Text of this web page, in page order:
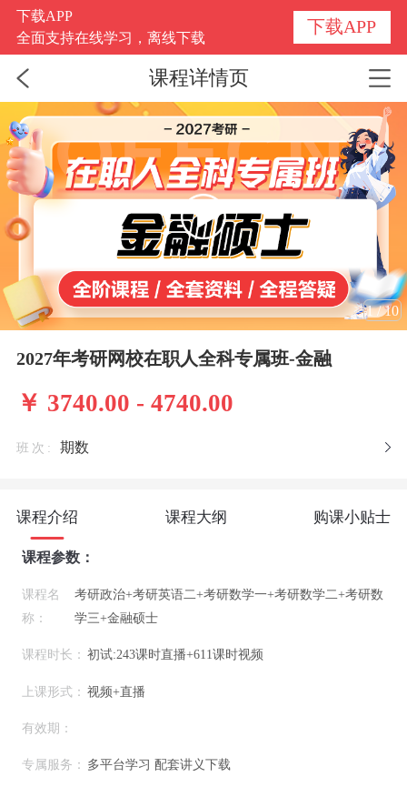
下载APP
全面支持在线学习，离线下载
下载APP
课程详情页
1/10
2027年考研网校在职人全科专属班-金融
￥ 3740.00 - 4740.00
班次: 期数
课程介绍 课程大纲 购课小贴士
课程参数：
课程名
称：
考研政治+考研英语二+考研数学一+考研数学二+考研数
学三+金融硕士
课程时长： 初试:243课时直播+611课时视频
上课形式： 视频+直播
有效期：
专属服务： 多平台学习 配套讲义下载